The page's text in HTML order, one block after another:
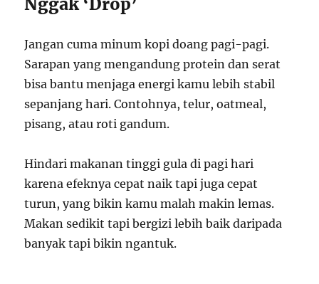
Jangan cuma minum kopi doang pagi-pagi.
Sarapan yang mengandung protein dan serat
bisa bantu menjaga energi kamu lebih stabil
sepanjang hari. Contohnya, telur, oatmeal,
pisang, atau roti gandum.
Hindari makanan tinggi gula di pagi hari
karena efeknya cepat naik tapi juga cepat
turun, yang bikin kamu malah makin lemas.
Makan sedikit tapi bergizi lebih baik daripada
banyak tapi bikin ngantuk.